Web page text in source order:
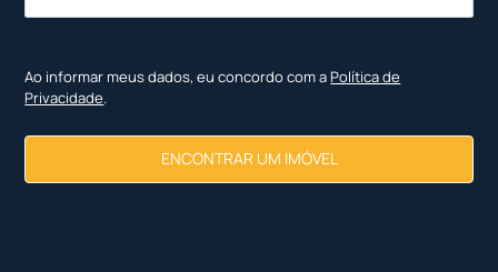
Ao informar meus dados, eu concordo com a Política de
Privacidade.
ENCONTRAR UM IMÓVEL